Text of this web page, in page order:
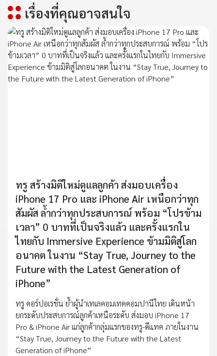
เรื่องที่คุณอาจสนใจ
ทรู สร้างมิติใหม่ดูแลลูกค้า ส่งมอบเครื่อง
iPhone 17 Pro และ iPhone Air เหนือกว่าทุก
สัมผัส ล้ำกว่าทุกประสบการณ์ พร้อม “โปรข้าม
เวลา” 0 บาทที่เป็นจริงแล้ว และครั้งแรกใน
ไทยกับ Immersive Experience ข้ามมิติสู่โลก
อนาคต ในงาน “Stay True, Journey to the
Future with the Latest Generation of
iPhone”
ทรู คอร์ปอเรชั่น ย้ำผู้นำเทเลคอมเทคคอมปานีไทย เดินหน้า
ยกระดับประสบการณ์ลูกค้าเหนือระดับ ส่งมอบ iPhone 17
Pro & iPhone Air แก่ลูกค้ากลุ่มแรกของทรู-ดีแทค ภายในงาน
“Stay True, Journey to the Future with the Latest
Generation of iPhone”